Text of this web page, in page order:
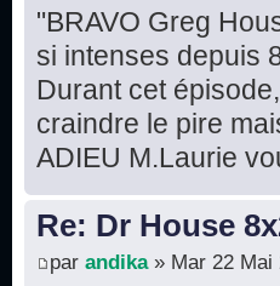
"BRAVO Greg
si intenses depuis
Durant cet
craindre le pire
ADIEU M.Laurie
Re: Dr House
par andika» Mar 22 Mai